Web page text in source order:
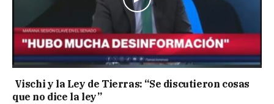
Vischi y la Ley de Tierras: “Se discutieron cosas
que no dice la ley”